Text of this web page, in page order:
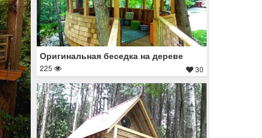
Оригинальная беседка на дереве
225 30